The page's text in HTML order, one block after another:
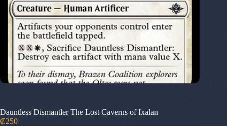
Dauntless Dismantler The Lost Caverns of Ixalan
₡250